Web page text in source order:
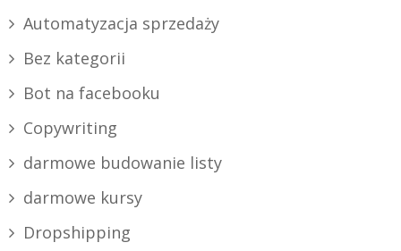
Automatyzacja sprzedaży
Bez kategorii
Bot na facebooku
Copywriting
darmowe budowanie listy
darmowe kursy
Dropshipping